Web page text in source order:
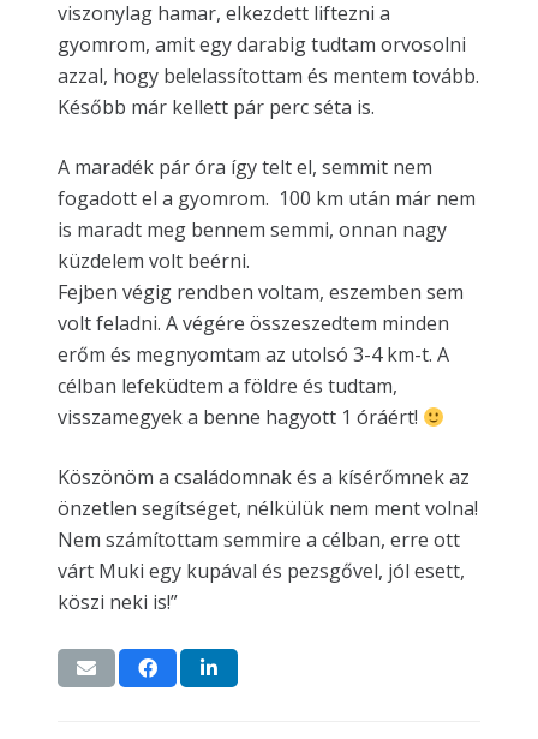
viszonylag hamar, elkezdett liftezni a
gyomrom, amit egy darabig tudtam orvosolni
azzal, hogy belelassítottam és mentem tovább.
Később már kellett pár perc séta is.
A maradék pár óra így telt el, semmit nem
fogadott el a gyomrom. 100 km után már nem
is maradt meg bennem semmi, onnan nagy
küzdelem volt beérni.
Fejben végig rendben voltam, eszemben sem
volt feladni. A végére összeszedtem minden
erőm és megnyomtam az utolsó 3-4 km-t. A
célban lefeküdtem a földre és tudtam,
visszamegyek a benne hagyott 1 óráért!
Köszönöm a családomnak és a kísérőmnek az
önzetlen segítséget, nélkülük nem ment volna!
Nem számítottam semmire a célban, erre ott
várt Muki egy kupával és pezsgővel, jól esett,
köszi neki is!”